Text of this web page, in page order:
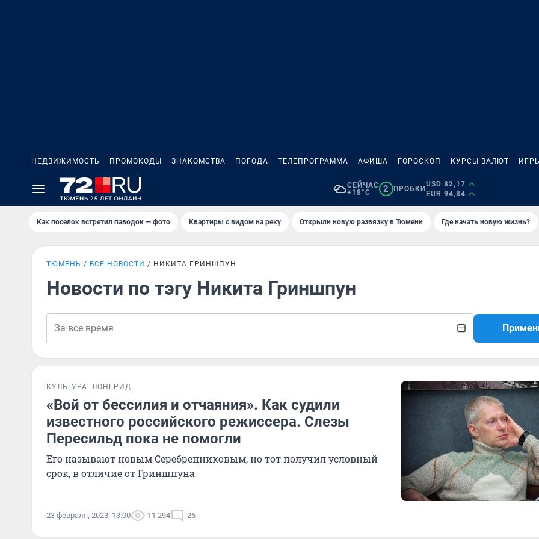
НЕДВИЖИМОСТЬ ПРОМОКОДЫ ЗНАКОМСТВА ПОГОДА ТЕЛЕПРОГРАММА АФИША ГОРОСКОП КУРСЫ ВАЛЮТ
СЕЙЧАС
+18°C
2 ПРОБКИ
USD 82,17
EUR 94,84
Как поселок встретил паводок — фото Квартиры с видом на реку Открыли новую развязку в Тюмени Где начать новую жизнь?
ТЮМЕНЬ ВСЕ НОВОСТИ НИКИТА ГРИНШПУН
Новости по тэгу Никита Гриншпун
КУЛЬТУРА ЛОНГРИД
«Вой от бессилия и отчаяния». Как судили
известного российского режиссера. Слезы
Пересильд пока не помогли
Его называют новым Серебренниковым, но тот получил условный
срок, в отличие от Гриншпуна
23 февраля, 2023, 13:00 11 294 26